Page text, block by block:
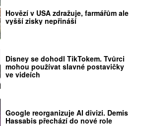
Hovězí v USA zdražuje, farmářům ale
vyšší zisky nepřináší
Disney se dohodl TikTokem. Tvůrci
mohou používat slavné postavičky
ve videích
Google reorganizuje AI divizi. Demis
Hassabis přechází do nové role